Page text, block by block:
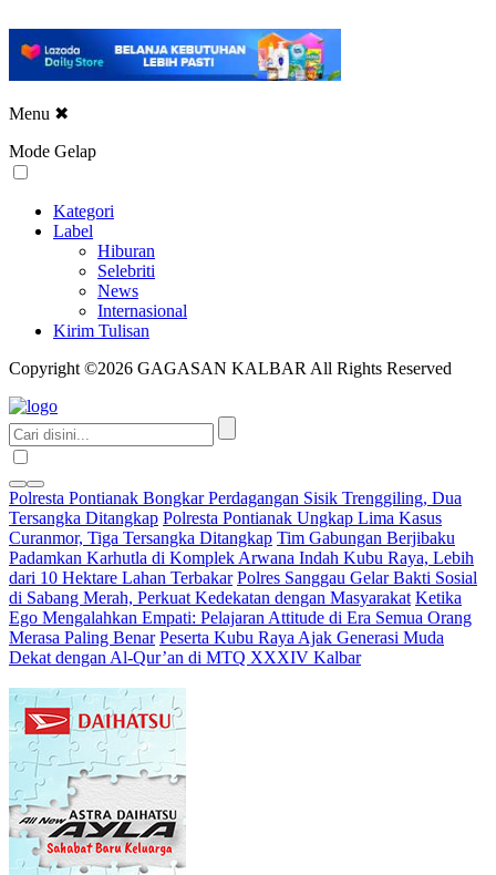
Menu ✖
Mode Gelap
Kategori
Label
Hiburan
Selebriti
News
Internasional
Kirim Tulisan
Copyright ©2026 GAGASAN KALBAR All Rights Reserved
Polresta Pontianak Bongkar Perdagangan Sisik Trenggiling, Dua
Tersangka Ditangkap Polresta Pontianak Ungkap Lima Kasus
Curanmor, Tiga Tersangka Ditangkap Tim Gabungan Berjibaku
Padamkan Karhutla di Komplek Arwana Indah Kubu Raya, Lebih
dari 10 Hektare Lahan Terbakar Polres Sanggau Gelar Bakti Sosial
di Sabang Merah, Perkuat Kedekatan dengan Masyarakat Ketika
Ego Mengalahkan Empati: Pelajaran Attitude di Era Semua Orang
Merasa Paling Benar Peserta Kubu Raya Ajak Generasi Muda
Dekat dengan Al-Qur’an di MTQ XXXIV Kalbar